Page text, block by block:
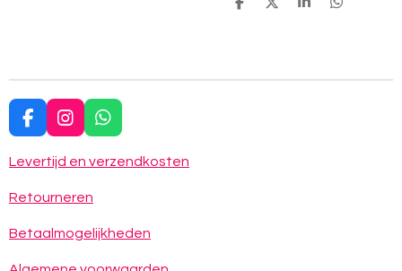
D
D
S
D
F
a
c
b
o
k
I
n
s
a
a
W
h
a
p
p
Levertijd en verzendkosten
Retourneren
Betaalmogelijkheden